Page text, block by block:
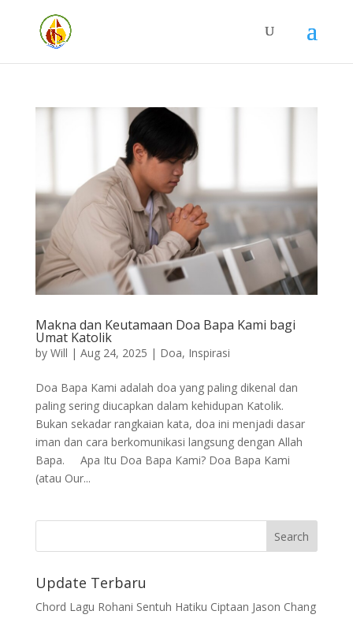
Makna dan Keutamaan Doa Bapa Kami bagi
Umat Katolik
by Will | Aug 24, 2025 | Doa, Inspirasi
Doa Bapa Kami adalah doa yang paling dikenal dan
paling sering diucapkan dalam kehidupan Katolik.
Bukan sekadar rangkaian kata, doa ini menjadi dasar
iman dan cara berkomunikasi langsung dengan Allah
Bapa. Apa Itu Doa Bapa Kami? Doa Bapa Kami
(atau Our...
Update Terbaru
Chord Lagu Rohani Sentuh Hatiku Ciptaan Jason Chang